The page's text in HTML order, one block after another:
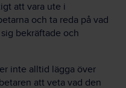
att vara ute i
och ta reda på vad
bekräftade och
inte alltid lägga över
att veta vad den